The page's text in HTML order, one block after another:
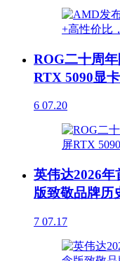
ROG二十周
RTX 5090显
6 07.20
英伟达2026年
版致敬品牌历
7 07.17